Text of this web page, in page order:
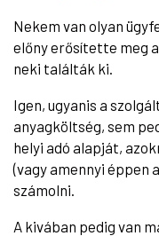
Nekem van olyan
előny erősítette meg
neki találták ki.
Igen, ugyanis a
anyagköltség, sem
helyi adó alapját,
(vagy amennyi éppen
számolni.
A kivában pedig van